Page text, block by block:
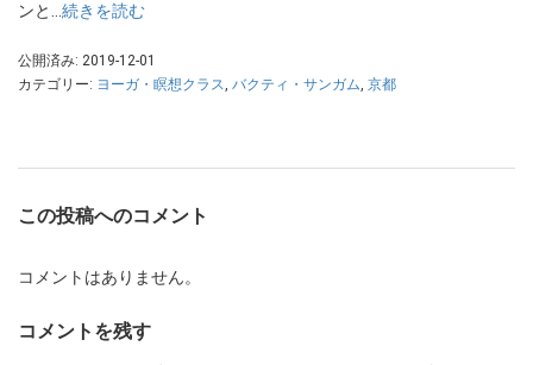
ンと… 続きを読む
公開済み: 2019-12-01
カテゴリー: ヨーガ・瞑想クラス, バクティ・サンガム, 京都
この投稿へのコメント
コメントはありません。
コメントを残す